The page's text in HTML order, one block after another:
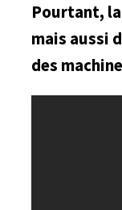
Pourtant,
mais aussi
des